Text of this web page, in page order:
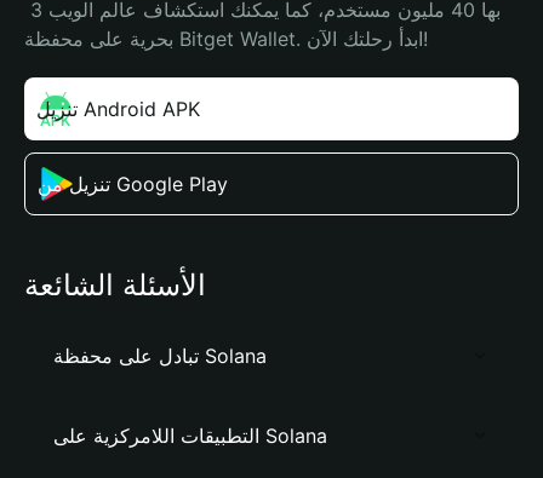
بحرية على محفظة Bitget Wallet. ابدأ رحلتك الآن!
تنزيل Android APK
تنزيل من Google Play
الأسئلة الشائعة
تبادل على محفظة Solana
التطبيقات اللامركزية على Solana